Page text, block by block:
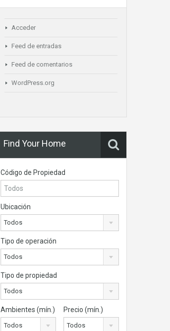
Acceder
Feed de entradas
Feed de comentarios
WordPress.org
Find Your Home
Código de Propiedad
Ubicación
Todos
Tipo de operación
Todos
Tipo de propiedad
Todos
Ambientes (mín.)
Todos
Precio (mín.)
Todos